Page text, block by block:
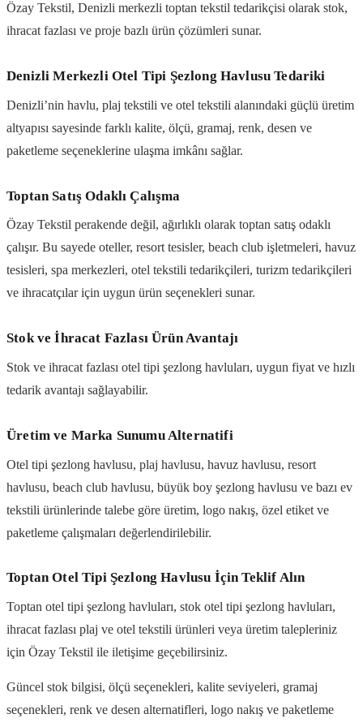
Özay Tekstil, Denizli merkezli toptan tekstil tedarikçisi olarak stok,
ihracat fazlası ve proje bazlı ürün çözümleri sunar.
Denizli Merkezli Otel Tipi Şezlong Havlusu Tedariki
Denizli’nin havlu, plaj tekstili ve otel tekstili alanındaki güçlü üretim
altyapısı sayesinde farklı kalite, ölçü, gramaj, renk, desen ve
paketleme seçeneklerine ulaşma imkânı sağlar.
Toptan Satış Odaklı Çalışma
Özay Tekstil perakende değil, ağırlıklı olarak toptan satış odaklı
çalışır. Bu sayede oteller, resort tesisler, beach club işletmeleri, havuz
tesisleri, spa merkezleri, otel tekstili tedarikçileri, turizm tedarikçileri
ve ihracatçılar için uygun ürün seçenekleri sunar.
Stok ve İhracat Fazlası Ürün Avantajı
Stok ve ihracat fazlası otel tipi şezlong havluları, uygun fiyat ve hızlı
tedarik avantajı sağlayabilir.
Üretim ve Marka Sunumu Alternatifi
Otel tipi şezlong havlusu, plaj havlusu, havuz havlusu, resort
havlusu, beach club havlusu, büyük boy şezlong havlusu ve bazı ev
tekstili ürünlerinde talebe göre üretim, logo nakış, özel etiket ve
paketleme çalışmaları değerlendirilebilir.
Toptan Otel Tipi Şezlong Havlusu İçin Teklif Alın
Toptan otel tipi şezlong havluları, stok otel tipi şezlong havluları,
ihracat fazlası plaj ve otel tekstili ürünleri veya üretim talepleriniz
için Özay Tekstil ile iletişime geçebilirsiniz.
Güncel stok bilgisi, ölçü seçenekleri, kalite seviyeleri, gramaj
seçenekleri, renk ve desen alternatifleri, logo nakış ve paketleme